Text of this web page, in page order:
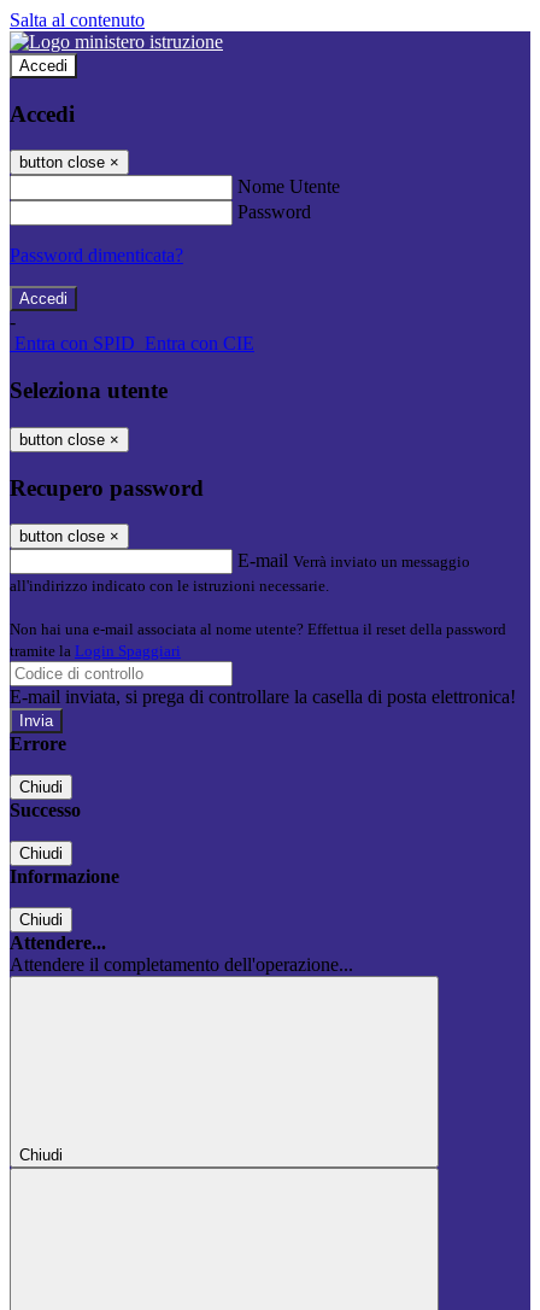
Salta al contenuto
Accedi
Accedi
button close ×
Nome Utente
Password
Password dimenticata?
-
Entra con SPID Entra con CIE
Seleziona utente
button close ×
Recupero password
button close ×
E-mail Verrà inviato un messaggio
all'indirizzo indicato con le istruzioni necessarie.
Non hai una e-mail associata al nome utente? Effettua il reset della password
tramite la Login Spaggiari
E-mail inviata, si prega di controllare la casella di posta elettronica!
Errore
Chiudi
Successo
Chiudi
Informazione
Chiudi
Attendere...
Attendere il completamento dell'operazione...
Chiudi